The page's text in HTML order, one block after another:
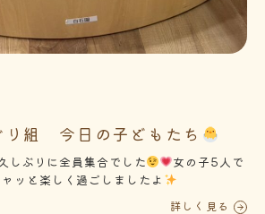
組 今日の子どもたち
しぶりに全員集合でした
女の子5人で
ッと楽しく過ごしましたよ
詳しく見る